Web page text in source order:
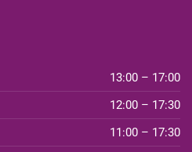
13:00 – 17:00
12:00 – 17:30
11:00 – 17:30